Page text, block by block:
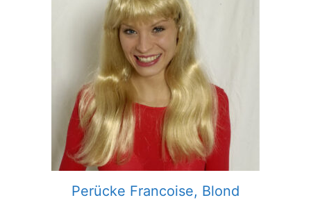
Perücke Francoise, Blond